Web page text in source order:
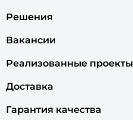
Решения
Вакансии
Реализованные проекты
Доставка
Гарантия качества